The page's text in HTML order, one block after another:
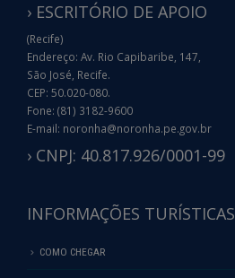
› ESCRITÓRIO DE APOIO
(Recife)
Endereço: Av. Rio Capibaribe, 147,
São José, Recife.
CEP: 50.020-080.
Fone: (81) 3182-9600
E-mail: noronha@noronha.pe.gov.br
› CNPJ: 40.817.926/0001-99
INFORMAÇÕES TURÍSTICAS
COMO CHEGAR